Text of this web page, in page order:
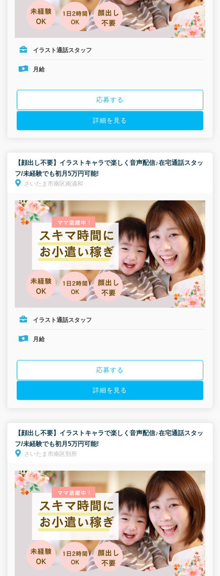
イラスト通話スタッフ
月給
応募する
詳細を見る
【顔出し不要】イラストキャラで楽しく音声配信♪在宅通話スタッ
フ/未経験でも初月5万円可能!
さいたま市南区南浦和
イラスト通話スタッフ
月給
応募する
詳細を見る
【顔出し不要】イラストキャラで楽しく音声配信♪在宅通話スタッ
フ/未経験でも初月5万円可能!
さいたま市南区別所